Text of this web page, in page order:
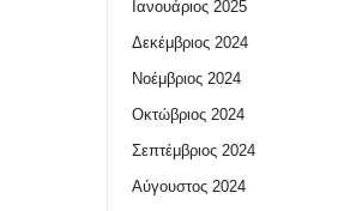
Ιανουάριος 2025
Δεκέμβριος 2024
Νοέμβριος 2024
Οκτώβριος 2024
Σεπτέμβριος 2024
Αύγουστος 2024